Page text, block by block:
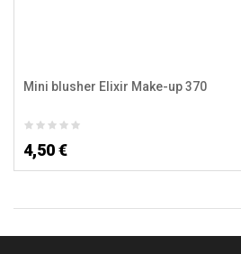
Mini blusher Elixir Make-up 370
4,50 €